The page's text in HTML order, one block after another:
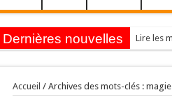
Dernières nouvelles Lire les
Accueil / Archives des mots-clés : magie